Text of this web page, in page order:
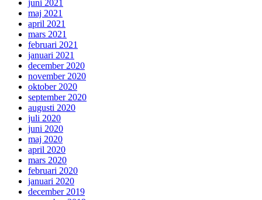
juni 2021
maj 2021
april 2021
mars 2021
februari 2021
januari 2021
december 2020
november 2020
oktober 2020
september 2020
augusti 2020
juli 2020
juni 2020
maj 2020
april 2020
mars 2020
februari 2020
januari 2020
december 2019